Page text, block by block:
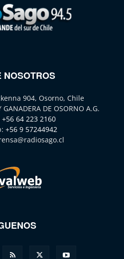
NOSOTROS
904, Osorno, Chile
GANADERA DE OSORNO A.G.
+56 64 223 2160
+56 9 57244942